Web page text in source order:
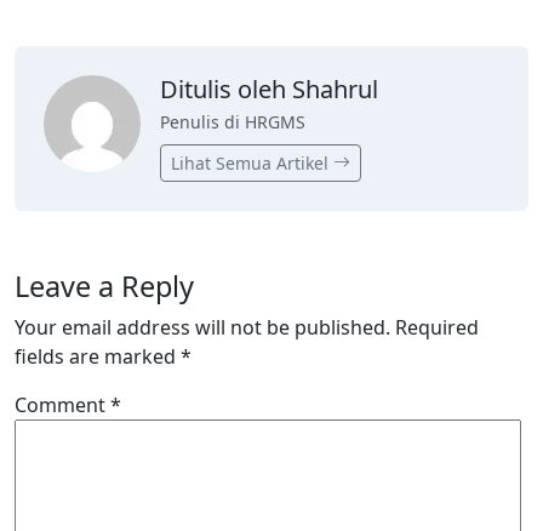
Ditulis oleh Shahrul
Penulis di HRGMS
Lihat Semua Artikel
Leave a Reply
Your email address will not be published. Required
fields are marked *
Comment*